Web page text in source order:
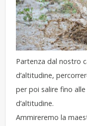
Partenza dal nostro
d’altitudine,
per poi salire fino
d’altitudine.
Ammireremo la